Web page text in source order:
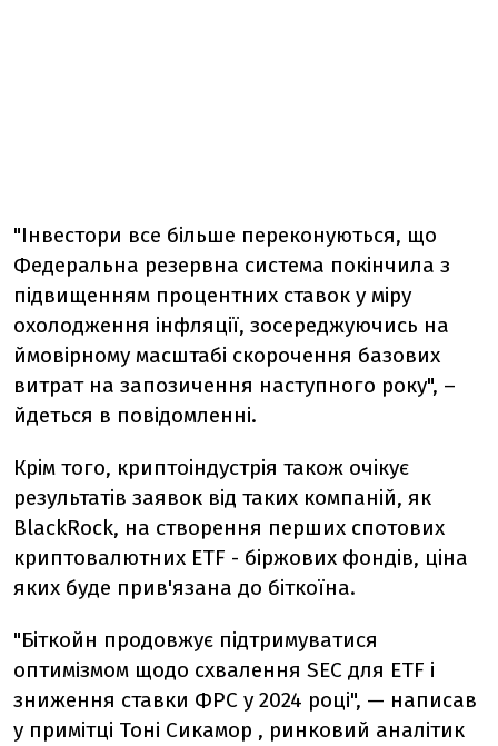
"Інвестори все більше переконуються, що
Федеральна резервна система покінчила з
підвищенням процентних ставок у міру
охолодження інфляції, зосереджуючись на
ймовірному масштабі скорочення базових
витрат на запозичення наступного року", –
йдеться в повідомленні.
Крім того, криптоіндустрія також очікує
результатів заявок від таких компаній, як
BlackRock, на створення перших спотових
криптовалютних ETF - біржових фондів, ціна
яких буде прив'язана до біткоїна.
"Біткойн продовжує підтримуватися
оптимізмом щодо схвалення SEC для ETF і
зниження ставки ФРС у 2024 році", — написав
у примітці Тоні Сикамор , ринковий аналітик